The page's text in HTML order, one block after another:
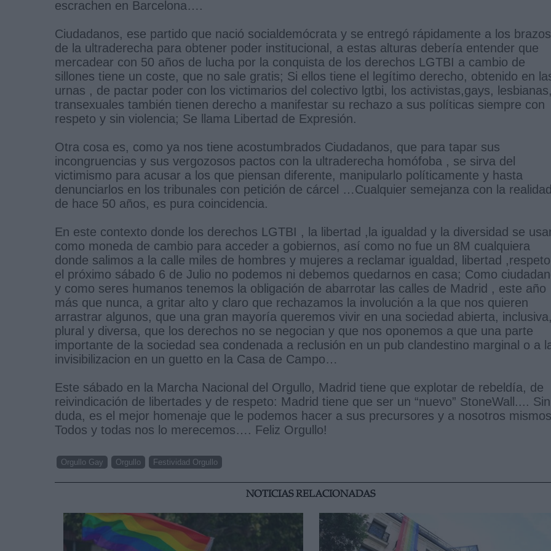
escrachen en Barcelona….
Ciudadanos, ese partido que nació socialdemócrata y se entregó rápidamente a los brazos
de la ultraderecha para obtener poder institucional, a estas alturas debería entender que
mercadear con 50 años de lucha por la conquista de los derechos LGTBI a cambio de
sillones tiene un coste, que no sale gratis; Si ellos tiene el legítimo derecho, obtenido en
urnas , de pactar poder con los victimarios del colectivo lgtbi, los activistas,gays, lesbianas,
transexuales también tienen derecho a manifestar su rechazo a sus políticas siempre con
respeto y sin violencia; Se llama Libertad de Expresión.
Otra cosa es, como ya nos tiene acostumbrados Ciudadanos, que para tapar sus
incongruencias y sus vergozosos pactos con la ultraderecha homófoba , se sirva del
victimismo para acusar a los que piensan diferente, manipularlo políticamente y hasta
denunciarlos en los tribunales con petición de cárcel …Cualquier semejanza con la realidad
de hace 50 años, es pura coincidencia.
En este contexto donde los derechos LGTBI , la libertad ,la igualdad y la diversidad se
como moneda de cambio para acceder a gobiernos, así como no fue un 8M cualquiera
donde salimos a la calle miles de hombres y mujeres a reclamar igualdad, libertad
el próximo sábado 6 de Julio no podemos ni debemos quedarnos en casa; Como
y como seres humanos tenemos la obligación de abarrotar las calles de Madrid , este año
más que nunca, a gritar alto y claro que rechazamos la involución a la que nos quieren
arrastrar algunos, que una gran mayoría queremos vivir en una sociedad abierta, inclusiva,
plural y diversa, que los derechos no se negocian y que nos oponemos a que una parte
importante de la sociedad sea condenada a reclusión en un pub clandestino marginal o a
invisibilizacion en un guetto en la Casa de Campo…
Este sábado en la Marcha Nacional del Orgullo, Madrid tiene que explotar de rebeldía, de
reivindicación de libertades y de respeto: Madrid tiene que ser un “nuevo” StoneWall.... Sin
duda, es el mejor homenaje que le podemos hacer a sus precursores y a nosotros
Todos y todas nos lo merecemos…. Feliz Orgullo!
Orgullo Gay Orgullo Festividad Orgullo
NOTICIAS RELACIONADAS